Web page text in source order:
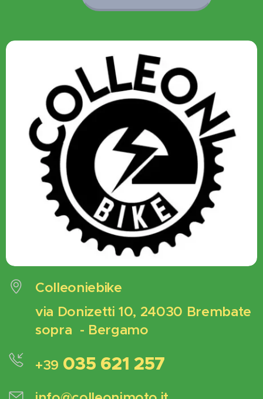
Colleoniebike
via Donizetti 10, 24030 Brembate
sopra - Bergamo
+39 035 621 257